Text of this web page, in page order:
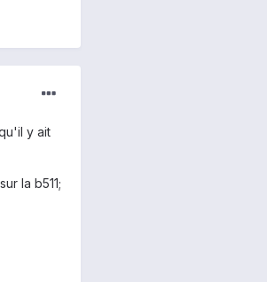
y ait
la b511;